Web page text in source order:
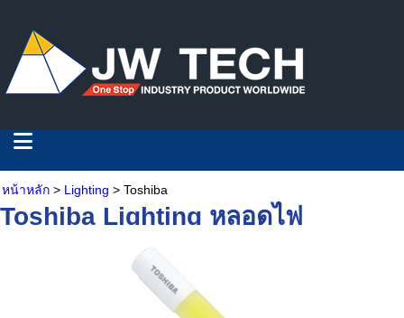
หน้าหลัก > Lighting > Toshiba
Toshiba Lighting หลอดไฟ